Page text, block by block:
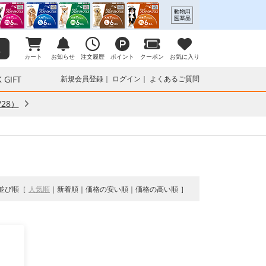
カート お知らせ 注文履歴 ポイント クーポン お気に入り
GIFT 新規会員登録 ログイン よくあるご質問
）
び順 人気順 新着順 価格の安い順 価格の高い順